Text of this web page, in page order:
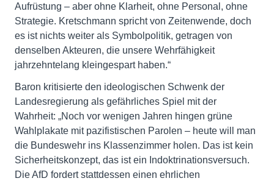
Aufrüstung – aber ohne Klarheit, ohne Personal, ohne
Strategie. Kretschmann spricht von Zeitenwende, doch
es ist nichts weiter als Symbolpolitik, getragen von
denselben Akteuren, die unsere Wehrfähigkeit
jahrzehntelang kleingespart haben.“
Baron kritisierte den ideologischen Schwenk der
Landesregierung als gefährliches Spiel mit der
Wahrheit: „Noch vor wenigen Jahren hingen grüne
Wahlplakate mit pazifistischen Parolen – heute will man
die Bundeswehr ins Klassenzimmer holen. Das ist kein
Sicherheitskonzept, das ist ein Indoktrinationsversuch.
Die AfD fordert stattdessen einen ehrlichen